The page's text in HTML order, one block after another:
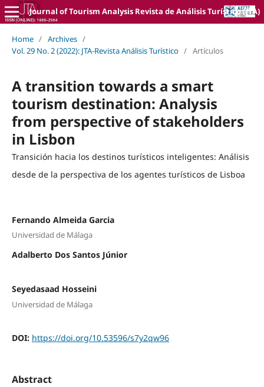
Journal of Tourism Analysis Revista de Análisis Turístico (JTA)
Home / Archives /
Vol. 29 No. 2 (2022): JTA-Revista Análisis Turístico / Artículos
A transition towards a smart
tourism destination: Analysis
from perspective of stakeholders
in Lisbon
Transición hacia los destinos turísticos inteligentes: Análisis
desde de la perspectiva de los agentes turísticos de Lisboa
Fernando Almeida Garcia
Universidad de Málaga
Adalberto Dos Santos Júnior
Seyedasaad Hosseini
Universidad de Málaga
DOI: https://doi.org/10.53596/s7y2qw96
Abstract